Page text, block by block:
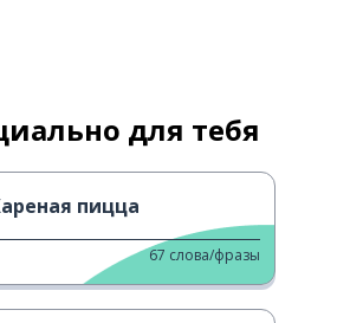
для тебя
пицца
67 слова/фразы